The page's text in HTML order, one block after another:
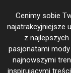
Cenimy sobie
najatrakcyjniejsze
z
pasjonatami
najnowszymi
inspirującymi